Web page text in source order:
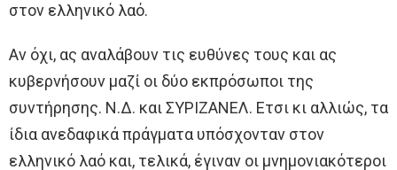
στον ελληνικό λαό.
Αν όχι, ας αναλάβουν τις ευθύνες τους και ας
κυβερνήσουν μαζί οι δύο εκπρόσωποι της
συντήρησης. Ν.Δ. και ΣΥΡΙΖΑΝΕΛ. Ετσι κι αλλιώς, τα
ίδια ανεδαφικά πράγματα υπόσχονταν στον
ελληνικό λαό και, τελικά, έγιναν οι μνημονιακότεροι